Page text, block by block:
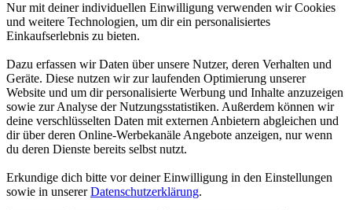
Nur mit deiner individuellen Einwilligung verwenden wir Cookies
und weitere Technologien, um dir ein personalisiertes
Einkaufserlebnis zu bieten.
Dazu erfassen wir Daten über unsere Nutzer, deren Verhalten und
Geräte. Diese nutzen wir zur laufenden Optimierung unserer
Website und um dir personalisierte Werbung und Inhalte anzuzeigen
sowie zur Analyse der Nutzungsstatistiken. Außerdem können wir
deine verschlüsselten Daten mit externen Anbietern abgleichen und
dir über deren Online-Werbekanäle Angebote anzeigen, nur wenn
du deren Dienste bereits selbst nutzt.
Erkundige dich bitte vor deiner Einwilligung in den Einstellungen
sowie in unsererDatenschutzerklärung.